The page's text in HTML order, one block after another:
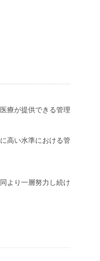
療が提供できる管理
高い水準における管
より一層努力し続け